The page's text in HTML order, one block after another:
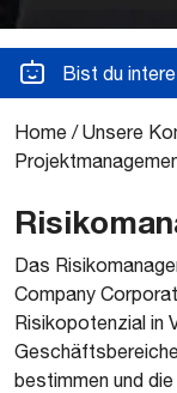
Bist du
Home /Unsere
Das
Company
Risikopotenzial in
bestimmen und